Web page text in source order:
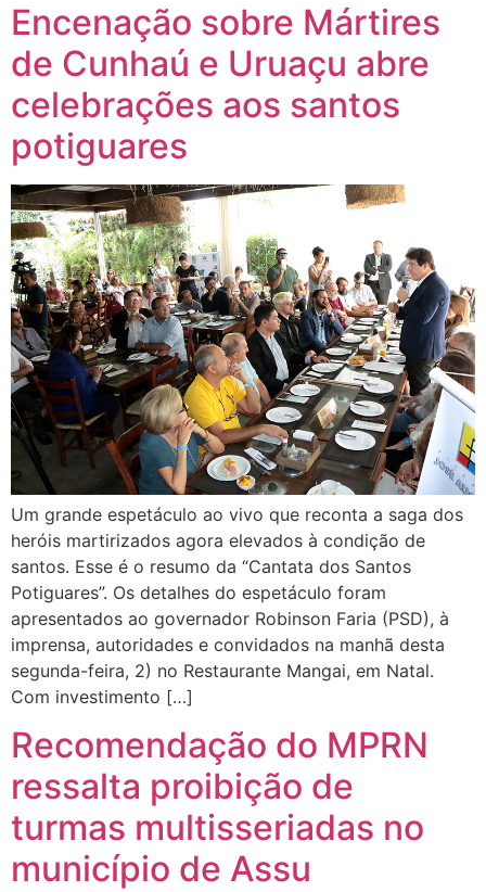
Encenação sobre Mártires
de Cunhaú e Uruaçu abre
celebrações aos santos
potiguares
Um grande espetáculo ao vivo que reconta a saga dos
heróis martirizados agora elevados à condição de
santos. Esse é o resumo da “Cantata dos Santos
Potiguares”. Os detalhes do espetáculo foram
apresentados ao governador Robinson Faria (PSD), à
imprensa, autoridades e convidados na manhã desta
segunda-feira, 2) no Restaurante Mangai, em Natal.
Com investimento […]
Recomendação do MPRN
ressalta proibição de
turmas multisseriadas no
município de Assu